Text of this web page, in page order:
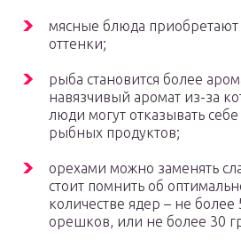
мясные блюда
оттенки;
рыба становится более
навязчивый аромат из-за
люди могут отказывать
рыбных продуктов;
орехами можно заменять
стоит помнить об
количестве ядер – не
орешков, или не более 30